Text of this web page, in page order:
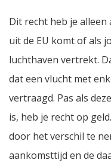
Dit recht heb je
uit de EU komt of als
luchthaven vertrekt.
dat een vlucht met
vertraagd. Pas als
is, heb je recht op
door het verschil te
aankomsttijd en de